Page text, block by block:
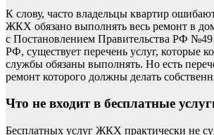
К слову, часто владельцы квартир
ЖКХ обязано выполнять весь ремонт в
с Постановлением Правительства РФ
РФ, существует перечень услуг, которые
службы обязаны выполнять. Но есть
ремонт которого должны делать
Что не входит в бесплатные
Бесплатных услуг ЖКХ практически не